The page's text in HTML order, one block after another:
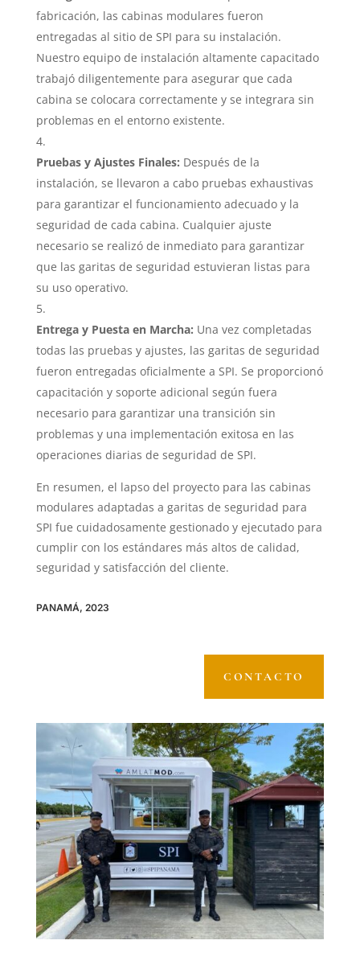
fabricación, las cabinas modulares fueron
entregadas al sitio de SPI para su instalación.
Nuestro equipo de instalación altamente capacitado
trabajó diligentemente para asegurar que cada
cabina se colocara correctamente y se integrara sin
problemas en el entorno existente.
Pruebas y Ajustes Finales: Después de la
instalación, se llevaron a cabo pruebas exhaustivas
para garantizar el funcionamiento adecuado y la
seguridad de cada cabina. Cualquier ajuste
necesario se realizó de inmediato para garantizar
que las garitas de seguridad estuvieran listas para
su uso operativo.
Entrega y Puesta en Marcha: Una vez completadas
todas las pruebas y ajustes, las garitas de seguridad
fueron entregadas oficialmente a SPI. Se proporcionó
capacitación y soporte adicional según fuera
necesario para garantizar una transición sin
problemas y una implementación exitosa en las
operaciones diarias de seguridad de SPI.
En resumen, el lapso del proyecto para las cabinas
modulares adaptadas a garitas de seguridad para
SPI fue cuidadosamente gestionado y ejecutado para
cumplir con los estándares más altos de calidad,
seguridad y satisfacción del cliente.
PANAMÁ, 2023
CONTACTO